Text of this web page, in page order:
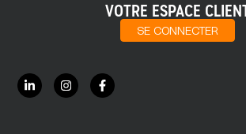
VOTRE ESPACE
SE CONNECTER